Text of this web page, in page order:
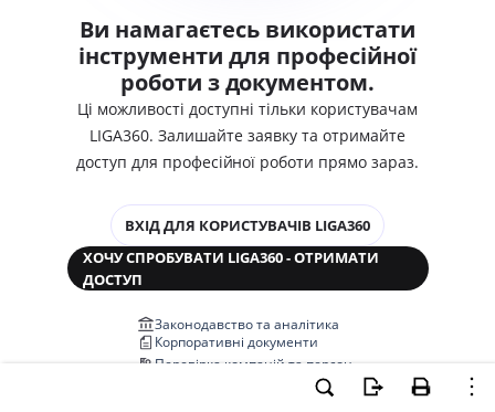
Ви намагаєтесь використати
інструменти для професійної
роботи з документом.
Ці можливості доступні тільки користувачам
LIGA360. Залишайте заявку та отримайте
доступ для професійної роботи прямо зараз.
ВХІД ДЛЯ КОРИСТУВАЧІВ LIGA360
ХОЧУ СПРОБУВАТИ LIGA360 - ОТРИМАТИ
ДОСТУП
Законодавство та аналітика
Корпоративні документи
Перевірка компаній та персон
Медіааналіз та репутація